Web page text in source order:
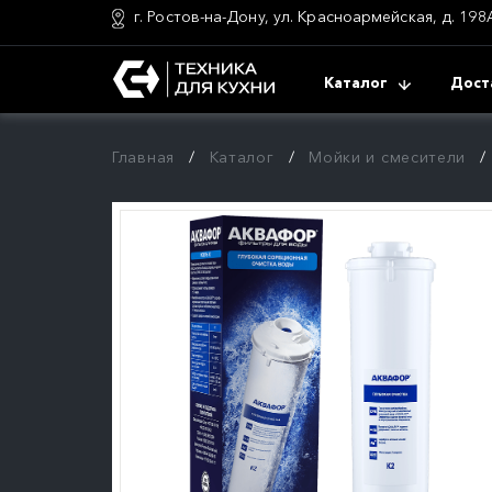
г. Ростов-на-Дону, ул. Красноармейская, д.
Каталог
Главная Каталог Мойки и смесители